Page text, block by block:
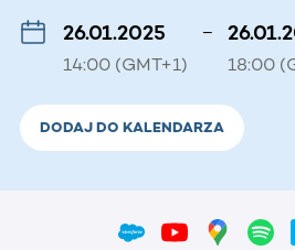
26.01.2025
14:00 (GMT+1)
–
18:00
DODAJ DO KALENDARZA